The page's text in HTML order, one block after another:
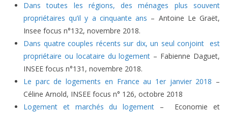
Dans toutes les régions, des ménages plus souvent
propriétaires qu’il y a cinquante ans – Antoine Le Graët,
Insee focus n°132, novembre 2018.
Dans quatre couples récents sur dix, un seul conjoint est
propriétaire ou locataire du logement – Fabienne Daguet,
INSEE focus n°131, novembre 2018.
Le parc de logements en France au 1er janvier 2018 –
Céline Arnold, INSEE focus n° 126, octobre 2018
Logement et marchés du logement – Economie et